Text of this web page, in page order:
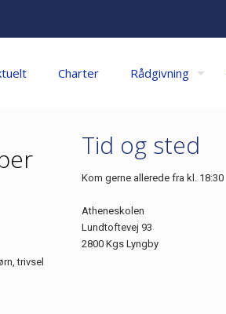
Charter Rådgivning
trivsel
Tid og sted
Kom gerne allerede fra kl. 18:30
Atheneskolen
Lundtoftevej 93
2800 Kgs Lyngby